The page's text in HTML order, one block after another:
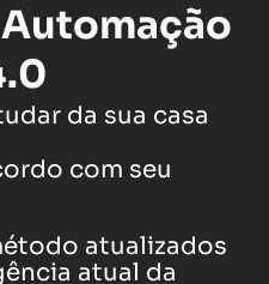
da sua casa
com seu
atualizados
atual da